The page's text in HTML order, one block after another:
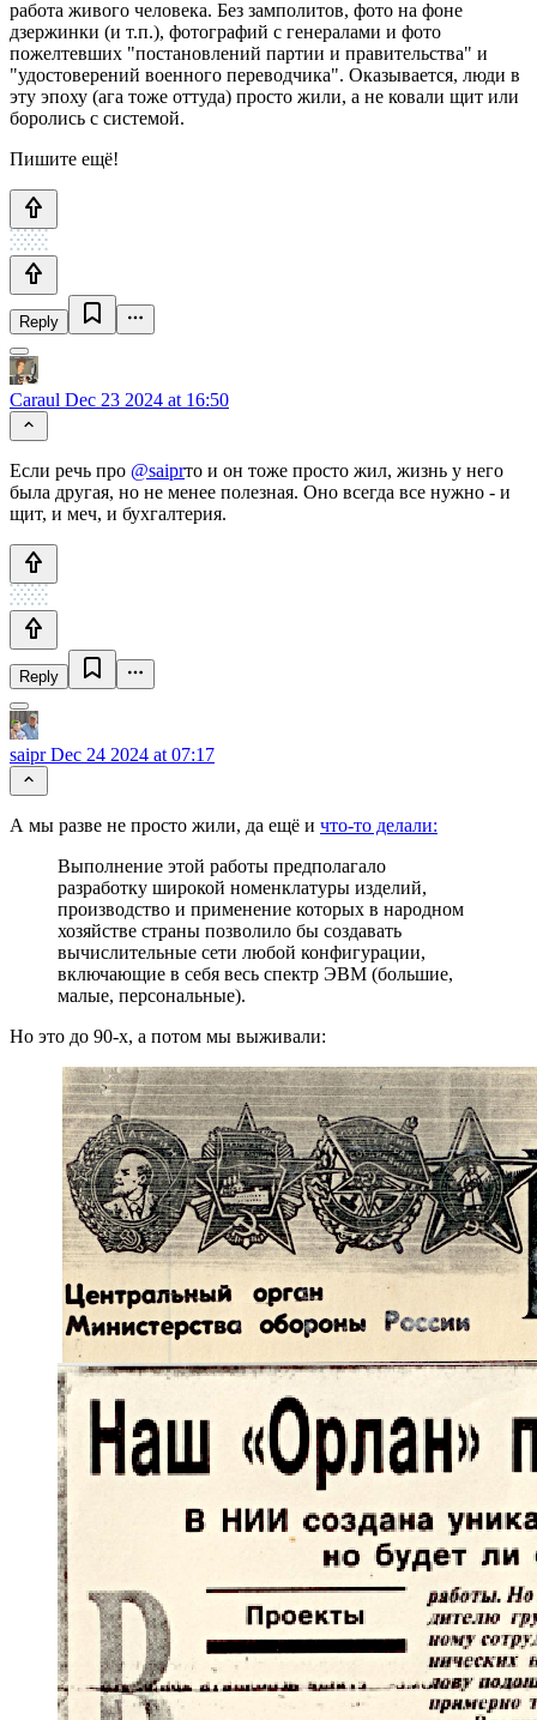
работа живого человека. Без замполитов, фото на фоне
дзержинки (и т.п.), фотографий с генералами и фото
пожелтевших "постановлений партии и правительства" и
"удостоверений военного переводчика". Оказывается, люди в
эту эпоху (ага тоже оттуда) просто жили, а не ковали щит или
боролись с системой.
Пишите ещё!
Reply
Caraul Dec 23 2024 at 16:50
Если речь про @saiprто и он тоже просто жил, жизнь у него
была другая, но не менее полезная. Оно всегда все нужно - и
щит, и меч, и бухгалтерия.
Reply
saiprDec 24 2024 at 07:17
А мы разве не просто жили, да ещё и что-то делали:
Выполнение этой работы предполагало
разработку широкой номенклатуры изделий,
производство и применение которых в народном
хозяйстве страны позволило бы создавать
вычислительные сети любой конфигурации,
включающие в себя весь спектр ЭВМ (большие,
малые, персональные).
Но это до 90-х, а потом мы выживали: